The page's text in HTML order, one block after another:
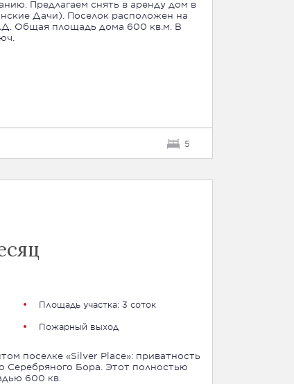
Предлагаем снять в аренду дом в
Дачи). Поселок расположен на
Общая площадь дома 600 кв.м. В
5
Площадь участка: 3 соток
Пожарный выход
поселке «Silver Place»: приватность
Серебряного Бора. Этот полностью
600 кв.